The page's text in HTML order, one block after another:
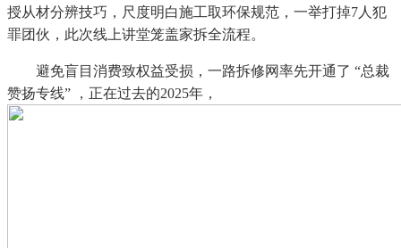
授从材分辨技巧，尺度明白施工取环保规范，一举打掉7人犯
罪团伙，此次线上讲堂笼盖家拆全流程。
避免盲目消费致权益受损，一路拆修网率先开通了 “总裁
赞扬专线” ，正在过去的2025年，